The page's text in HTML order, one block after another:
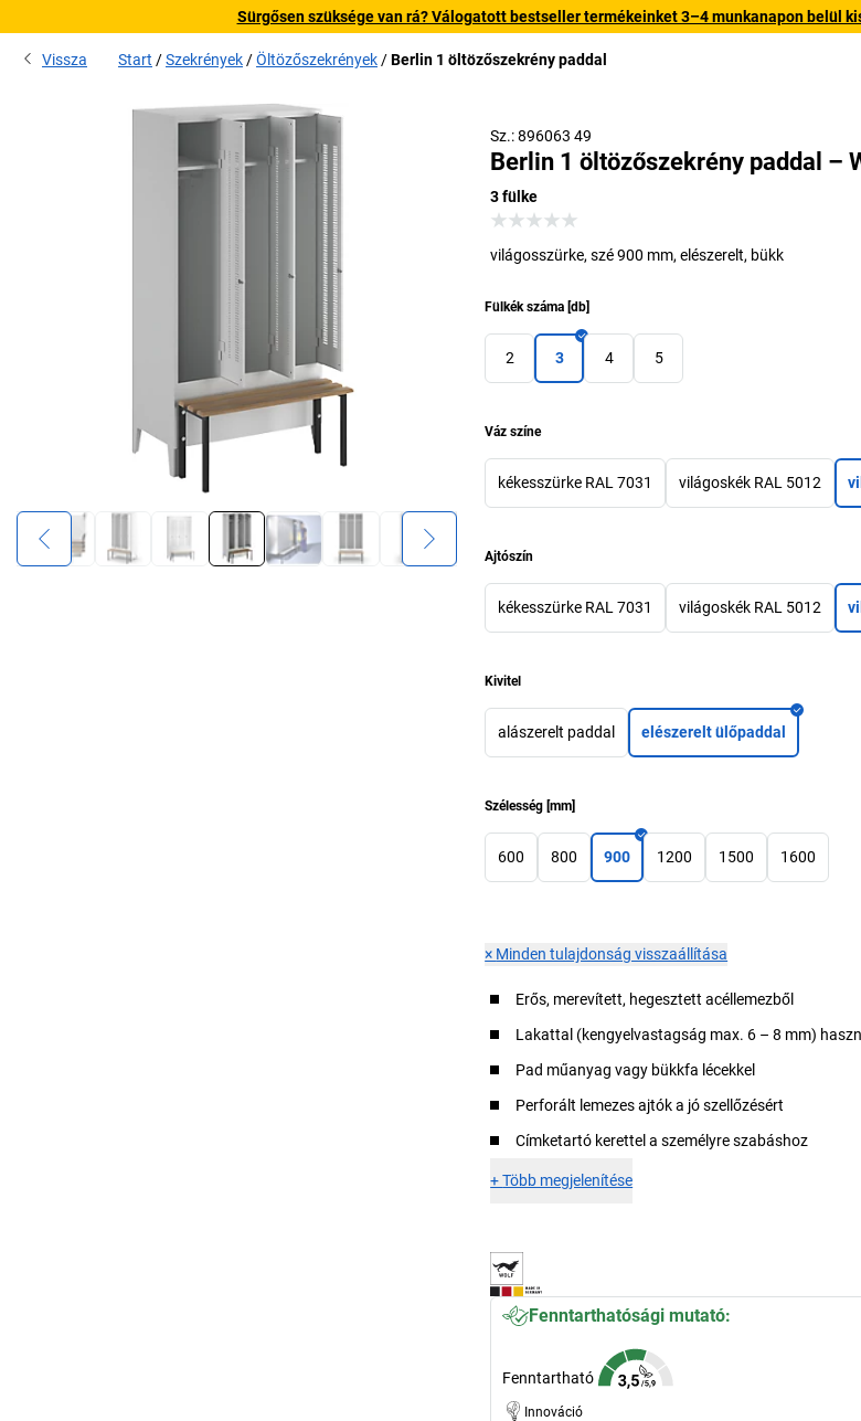
Sürgősen szüksége van rá? Válogatott bestseller termékeinket 3–4 munkanapon belül
Vissza Start Szekrények Öltözőszekrények Berlin 1 öltözőszekrény paddal
Sz.: 896063 49
Berlin 1 öltözőszekrény paddal –
3 fülke
világosszürke, szé 900 mm, elészerelt, bükk
Fülkék száma [db]
2 3 4 5
Váz színe
kékesszürke RAL 7031 világoskék RAL 5012
Ajtószín
kékesszürke RAL 7031 világoskék RAL 5012
Kivitel
alászerelt paddal elészerelt ülőpaddal
Szélesség [mm]
600 800 900 1200 1500 1600
× Minden tulajdonság visszaállítása
Erős, merevített, hegesztett acéllemezből
Lakattal (kengyelvastagság max. 6 – 8 mm)
Pad műanyag vagy bükkfa lécekkel
Perforált lemezes ajtók a jó szellőzésért
Címketartó kerettel a személyre szabáshoz
+Több megjelenítése
Fenntarthatósági mutató:
Fenntartható
Innováció